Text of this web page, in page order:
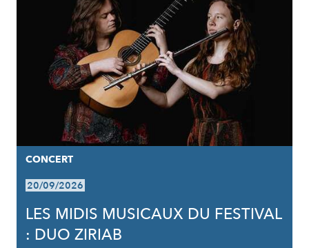
CONCERT
20/09/2026
LES MIDIS MUSICAUX DU FESTIVAL
: DUO ZIRIAB